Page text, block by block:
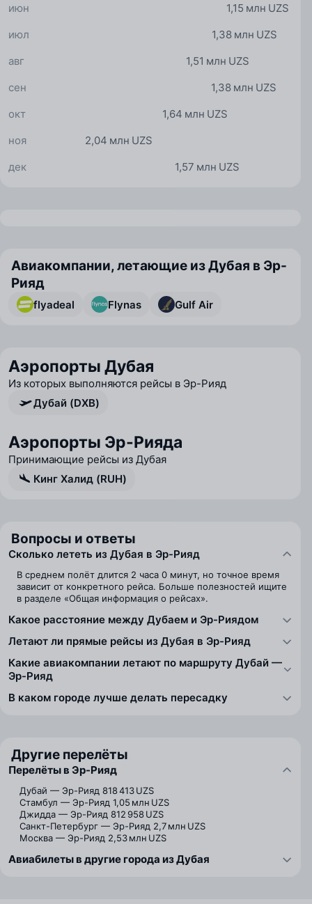
1,15 млн UZS
июн
1,38 млн UZS
июл
1,51 млн UZS
авг
1,38 млн UZS
сен
1,64 млн UZS
окт
2,04 млн UZS
ноя
1,57 млн UZS
дек
Авиакомпании, летающие из Дубая в Эр-
Рияд
flyadeal Flynas Gulf Air
Аэропорты Дубая
Из которых выполняются рейсы в Эр-Рияд
Дубай (DXB)
Аэропорты Эр-Рияда
Принимающие рейсы из Дубая
Кинг Халид (RUH)
Вопросы и ответы
Сколько лететь из Дубая в Эр-Рияд
В среднем полёт длится 2 часа 0 минут, но точное время
зависит от конкретного рейса. Больше полезностей ищите
в разделе «Общая информация о рейсах».
Какое расстояние между Дубаем и Эр-Риядом
Летают ли прямые рейсы из Дубая в Эр-Рияд
Какие авиакомпании летают по маршруту Дубай —
Эр-Рияд
В каком городе лучше делать пересадку
Другие перелёты
Перелёты в Эр-Рияд
Дубай — Эр-Рияд 818 413 UZS
Стамбул — Эр-Рияд 1,05 млн UZS
Джидда — Эр-Рияд 812 958 UZS
Санкт-Петербург — Эр-Рияд 2,7 млн UZS
Москва — Эр-Рияд 2,53 млн UZS
Авиабилеты в другие города из Дубая